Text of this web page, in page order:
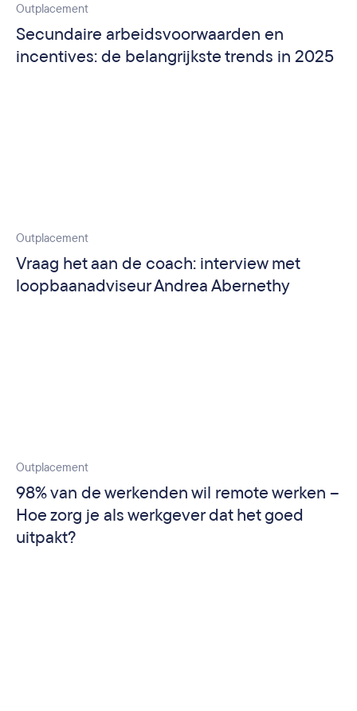
Outplacement
Secundaire arbeidsvoorwaarden en
incentives: de belangrijkste trends in 2025
Outplacement
Vraag het aan de coach: interview met
loopbaanadviseur Andrea Abernethy
Outplacement
98% van de werkenden wil remote werken –
Hoe zorg je als werkgever dat het goed
uitpakt?